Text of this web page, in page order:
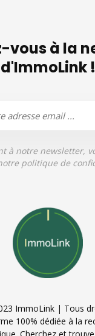
vous à la
d'ImmoLink !
à notre newsletter,
politique de
ImmoLink | Tous
100% dédiée à la